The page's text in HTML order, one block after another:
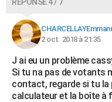
2 oct. 2018 à 21:35
J ai eu un problème
Si tu na pas de votants
contact, regarde si tu la
calculateur et la boîte à